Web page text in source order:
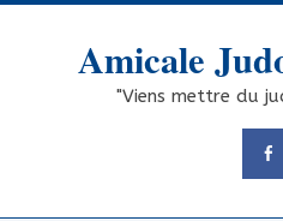
Skip
Amicale
"Viens mettre du